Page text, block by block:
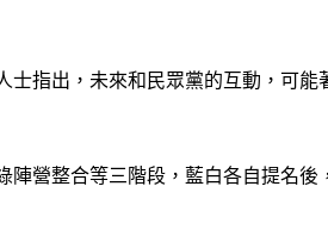
指出，未來和民眾黨的互動，可
營整合等三階段，藍白各自提名後